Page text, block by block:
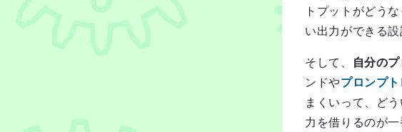
トプットがどう
い出力ができる
そして、 自分の
ンドやプロンプ
まくいって、ど
力を借りるのが一